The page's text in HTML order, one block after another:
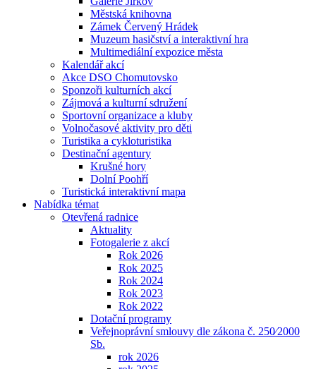
Městská knihovna
Zámek Červený Hrádek
Muzeum hasičství a interaktivní hra
Multimediální expozice města
Kalendář akcí
Akce DSO Chomutovsko
Sponzoři kulturních akcí
Zájmová a kulturní sdružení
Sportovní organizace a kluby
Volnočasové aktivity pro děti
Turistika a cykloturistika
Destinační agentury
Krušné hory
Dolní Poohří
Turistická interaktivní mapa
Nabídka témat
Otevřená radnice
Aktuality
Fotogalerie z akcí
Rok 2026
Rok 2025
Rok 2024
Rok 2023
Rok 2022
Dotační programy
Veřejnoprávní smlouvy dle zákona č. 250⁄2000
Sb.
rok 2026